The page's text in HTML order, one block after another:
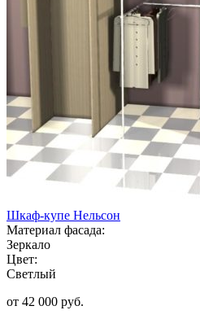
Шкаф-купе Нельсон
Материал фасада:
Зеркало
Цвет:
Светлый
от 42 000 руб.